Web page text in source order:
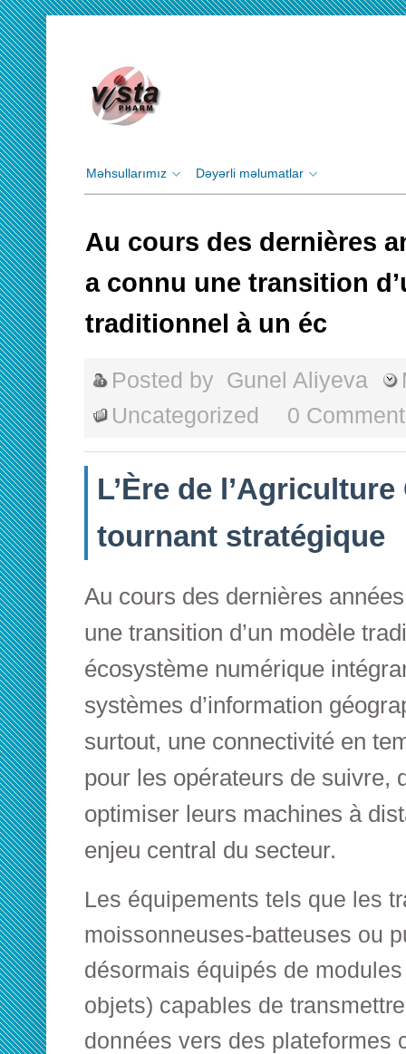
Məhsullarımız Dəyərli məlumatlar
Au cours des dernières
a connu une transition
traditionnel à un éc
Posted by Gunel Aliyeva
Uncategorized
0
L’Ère de
tournant stratégique
Au cours des dernières
une transition d’un modèle
écosystème numérique
systèmes d’information
surtout, une connectivité en
pour les opérateurs de suivre,
optimiser leurs machines à
enjeu central du secteur.
Les équipements tels que les
moissonneuses-batteuses ou
désormais équipés de
objets) capables de
données vers des plateformes